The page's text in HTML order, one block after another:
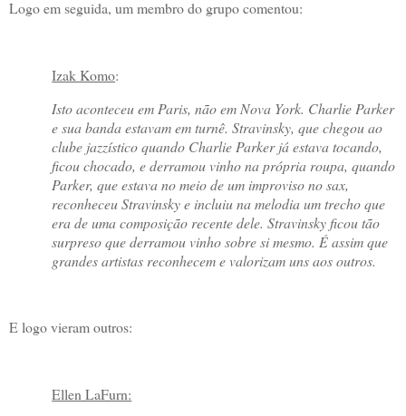
Logo em seguida, um membro do grupo comentou:
Izak Komo:
Isto aconteceu em Paris, não em Nova York. Charlie Parker
e sua banda estavam em turnê. Stravinsky, que chegou ao
clube jazzístico quando Charlie Parker já estava tocando,
ficou chocado, e derramou vinho na própria roupa, quando
Parker, que estava no meio de um improviso no sax,
reconheceu Stravinsky e incluiu na melodia um trecho que
era de uma composição recente dele. Stravinsky ficou tão
surpreso que derramou vinho sobre si mesmo. É assim que
grandes artistas reconhecem e valorizam uns aos outros.
E logo vieram outros:
Ellen LaFurn: